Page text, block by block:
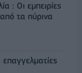
: Οι εμπειρίες
τα πύρινα